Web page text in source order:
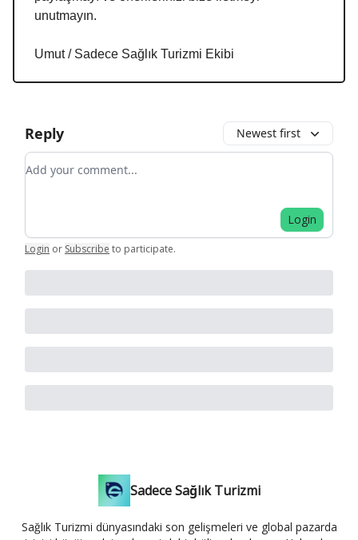
unutmayın.
Umut / Sadece Sağlık Turizmi Ekibi
Reply Newest first
Add your comment
Login
Login or Subscribe to participate.
Sadece Sağlık Turizmi
Sağlık Turizmi dünyasındaki son gelişmeleri ve global pazarda